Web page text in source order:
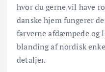
hvor du gerne vil have
danske hjem fungerer
farverne afdæmpede og
blanding af nordisk
detaljer.